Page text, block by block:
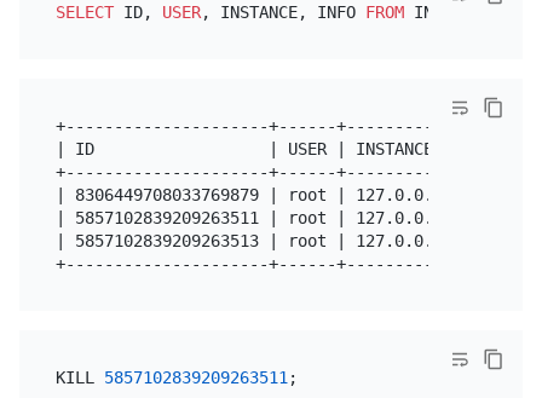
SELECT ID, USER, INSTANCE, INFO FROM
+---------------------+------+-----------------
| ID                  | USER | INSTANCE
+---------------------+------+-----------------
| 8306449708033769879 | root |
| 5857102839209263511 | root |
| 5857102839209263513 | root | 127.0.0.1:10080 |
KILL 5857102839209263511